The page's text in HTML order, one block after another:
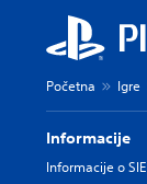
Početna Igre
Informacije
Informacije o SIE